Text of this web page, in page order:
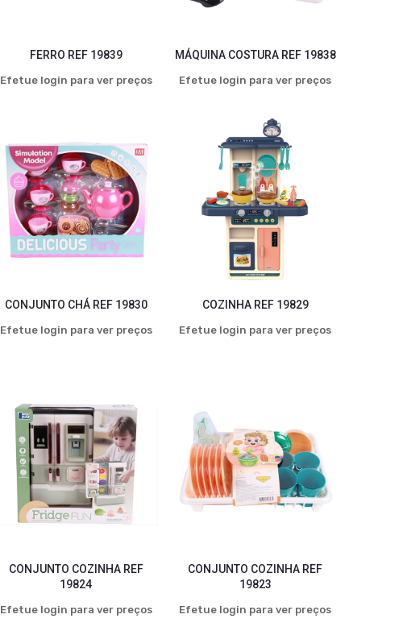
FERRO REF 19839
Efetue login para ver preços
MÁQUINA COSTURA REF 19838
Efetue login para ver preços
CONJUNTO CHÁ REF 19830
Efetue login para ver preços
COZINHA REF 19829
Efetue login para ver preços
CONJUNTO COZINHA REF
19824
Efetue login para ver preços
CONJUNTO COZINHA REF
19823
Efetue login para ver preços